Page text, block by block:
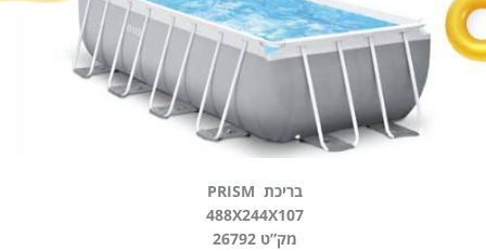
בריכת PRISM
488X244X107
מק”ט 26792